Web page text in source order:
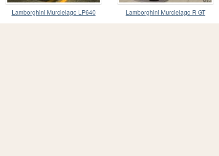
Lamborghini Murcielago LP640
Lamborghini Murcielago R GT